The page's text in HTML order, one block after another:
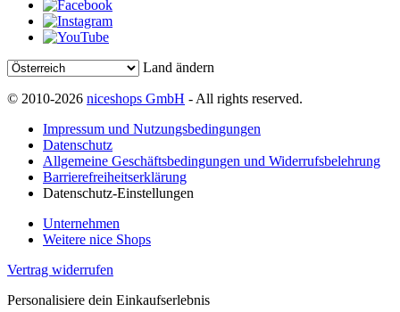
Land ändern
© 2010-2026 niceshops GmbH - All rights reserved.
Impressum und Nutzungsbedingungen
Datenschutz
Allgemeine Geschäftsbedingungen und Widerrufsbelehrung
Barrierefreiheitserklärung
Datenschutz-Einstellungen
Unternehmen
Weitere nice Shops
Vertrag widerrufen
Personalisiere dein Einkaufserlebnis